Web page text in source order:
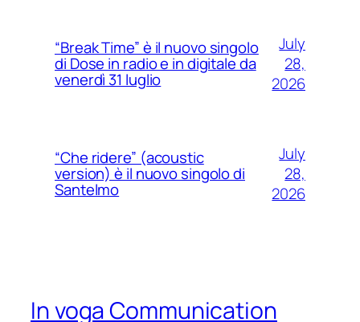
“Break Time” è il nuovo singolo
di Dose in radio e in digitale da
venerdì 31 luglio
July
28,
2026
“Che ridere” (acoustic
version) è il nuovo singolo di
Santelmo
July
28,
2026
In voga Communication